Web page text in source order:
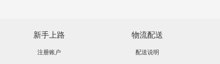
新手上路
注册账户
物流配送
配送说明